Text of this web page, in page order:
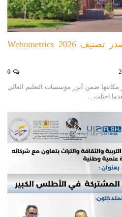
جامعة القاضي عياض تتصدر تصنيف Webometrics 2026
ضمن أبرز مؤسسات التعليم العالي
احتلت…